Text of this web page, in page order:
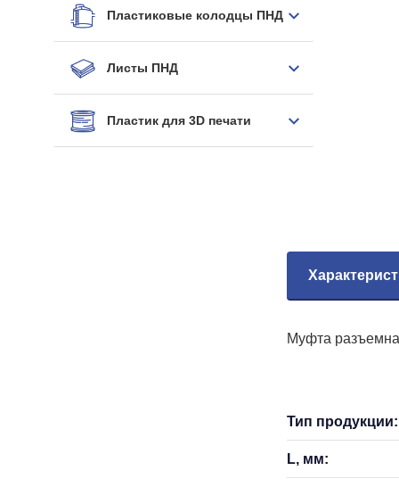
Пластиковые колодцы ПНД
Листы ПНД
Пластик для 3D печати
Муфта
Тип продукции:
L, мм: